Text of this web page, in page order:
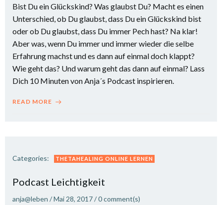
Bist Du ein Glückskind? Was glaubst Du? Macht es einen
Unterschied, ob Du glaubst, dass Du ein Glückskind bist
oder ob Du glaubst, dass Du immer Pech hast? Na klar!
Aber was, wenn Du immer und immer wieder die selbe
Erfahrung machst und es dann auf einmal doch klappt?
Wie geht das? Und warum geht das dann auf einmal? Lass
Dich 10 Minuten von Anja´s Podcast inspirieren.
READ MORE
Categories: THETAHEALING ONLINE LERNEN
Podcast Leichtigkeit
anja@leben /Mai 28, 2017/0comment(s)